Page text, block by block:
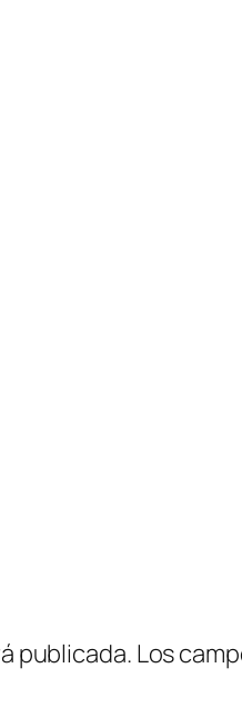
publicada. Los